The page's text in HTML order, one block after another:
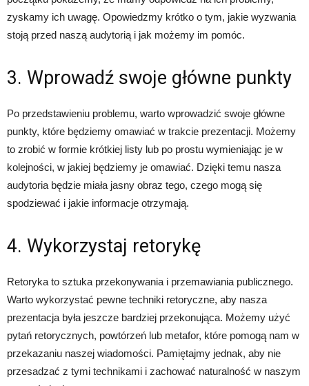
zyskamy ich uwagę. Opowiedzmy krótko o tym, jakie wyzwania
stoją przed naszą audytorią i jak możemy im pomóc.
3. Wprowadź swoje główne punkty
Po przedstawieniu problemu, warto wprowadzić swoje główne
punkty, które będziemy omawiać w trakcie prezentacji. Możemy
to zrobić w formie krótkiej listy lub po prostu wymieniając je w
kolejności, w jakiej będziemy je omawiać. Dzięki temu nasza
audytoria będzie miała jasny obraz tego, czego mogą się
spodziewać i jakie informacje otrzymają.
4. Wykorzystaj retorykę
Retoryka to sztuka przekonywania i przemawiania publicznego.
Warto wykorzystać pewne techniki retoryczne, aby nasza
prezentacja była jeszcze bardziej przekonująca. Możemy użyć
pytań retorycznych, powtórzeń lub metafor, które pomogą nam w
przekazaniu naszej wiadomości. Pamiętajmy jednak, aby nie
przesadzać z tymi technikami i zachować naturalność w naszym